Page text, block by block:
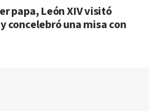
papa, León XIV visitó
concelebró una misa con